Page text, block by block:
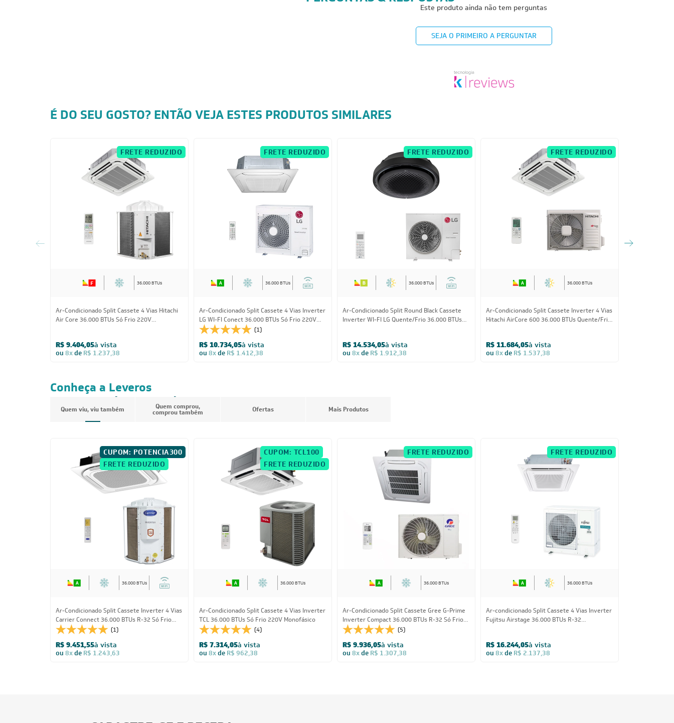
Este produto ainda não tem perguntas
SEJA O PRIMEIRO A PERGUNTAR
É DO SEU GOSTO? ENTÃO VEJA ESTES PRODUTOS SIMILARES
FRETE REDUZIDO
36.000 BTUs
Ar-Condicionado Split Cassete 4 Vias Hitachi
Air Core 36.000 BTUs Só Frio 220V
R$ 9.404,05à vista
ou 8xde R$ 1.237,38
FRETE REDUZIDO
36.000 BTUs
Ar-Condicionado Split Cassete 4 Vias Inverter
LG WI-FI Conect 36.000 BTUs Só Frio 220V
Monofásico
(1)
R$ 10.734,05à vista
ou 8xde R$ 1.412,38
FRETE REDUZIDO
36.000 BTUs
Ar-Condicionado Split Round Black Cassete
Inverter WI-FI LG Quente/Frio 36.000 BTUs
R$ 14.534,05à vista
ou 8xde R$ 1.912,38
FRETE REDUZIDO
36.000 BTUs
Ar-Condicionado Split Cassete Inverter 4 Vias
Hitachi AirCore 600 36.000 BTUs Quente/Frio
R$ 11.684,05à vista
ou 8xde R$ 1.537,38
Conheça a Leveros
Ar-Condicionado
Quem viu, viu também Quem comprou,
comprou também Ofertas Mais Produtos
CUPOM: POTENCIA300
FRETE REDUZIDO
36.000 BTUs
Ar-Condicionado Split Cassete Inverter 4 Vias
Carrier Connect 36.000 BTUs R-32 Só Frio
220V Monofásico
(1)
R$ 9.451,55à vista
ou 8xde R$ 1.243,63
CUPOM: TCL100
FRETE REDUZIDO
36.000 BTUs
Ar-Condicionado Split Cassete 4 Vias Inverter
TCL 36.000 BTUs Só Frio 220V Monofásico
(4)
R$ 7.314,05à vista
ou 8xde R$ 962,38
FRETE REDUZIDO
36.000 BTUs
Ar-Condicionado Split Cassete Gree G-Prime
Inverter Compact 36.000 BTUs R-32 Só Frio
220V Monofásico
(5)
R$ 9.936,05à vista
ou 8xde R$ 1.307,38
FRETE REDUZIDO
36.000 BTUs
Ar-condicionado Split Cassete 4 Vias Inverter
Fujitsu Airstage 36.000 BTUs R-32
R$ 16.244,05à vista
ou 8xde R$ 2.137,38